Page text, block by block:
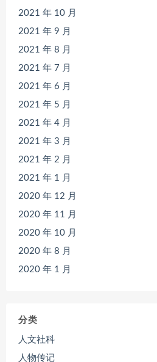
2021 年 10 月
2021 年 9 月
2021 年 8 月
2021 年 7 月
2021 年 6 月
2021 年 5 月
2021 年 4 月
2021 年 3 月
2021 年 2 月
2021 年 1 月
2020 年 12 月
2020 年 11 月
2020 年 10 月
2020 年 8 月
2020 年 1 月
分类
人文社科
人物传记